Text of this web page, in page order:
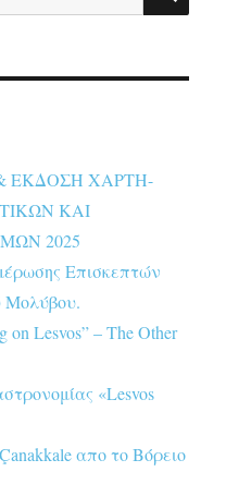
& ΕΚΔΟΣΗ ΧΑΡΤΗ-
ΚΑΙ
2025
Επισκεπτών
Μολύβου.
Lesvos” – The Other
«Lesvos
απο το Βόρειο